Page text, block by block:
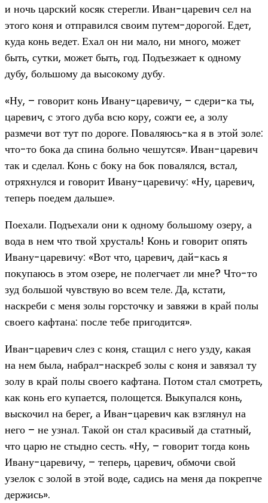
и ночь царский косяк стерегли. Иван-царевич сел на
этого коня и отправился своим путем-дорогой. Едет,
куда конь ведет. Ехал он ни мало, ни много, может
быть, сутки, может быть, год. Подъезжает к одному
дубу, большому да высокому дубу.
«Ну, – говорит конь Ивану-царевичу, – сдери-ка ты,
царевич, с этого дуба всю кору, сожги ее, а золу
размечи вот тут по дороге. Поваляюсь-ка я в этой золе:
что-то бока да спина больно чешутся». Иван-царевич
так и сделал. Конь с боку на бок повалялся, встал,
отряхнулся и говорит Ивану-царевичу: «Ну, царевич,
теперь поедем дальше».
Поехали. Подъехали они к одному большому озеру, а
вода в нем что твой хрусталь! Конь и говорит опять
Ивану-царевичу: «Вот что, царевич, дай-кась я
покупаюсь в этом озере, не полегчает ли мне? Что-то
зуд большой чувствую во всем теле. Да, кстати,
наскреби с меня золы горсточку и завяжи в край полы
своего кафтана: после тебе пригодится».
Иван-царевич слез с коня, стащил с него узду, какая
на нем была, набрал-наскреб золы с коня и завязал ту
золу в край полы своего кафтана. Потом стал смотреть,
как конь его купается, полощется. Выкупался конь,
выскочил на берег, а Иван-царевич как взглянул на
него – не узнал. Такой он стал красивый да статный,
что царю не стыдно сесть. «Ну, – говорит тогда конь
Ивану-царевичу, – теперь, царевич, обмочи свой
узелок с золой в этой воде, садись на меня да покрепче
держись».